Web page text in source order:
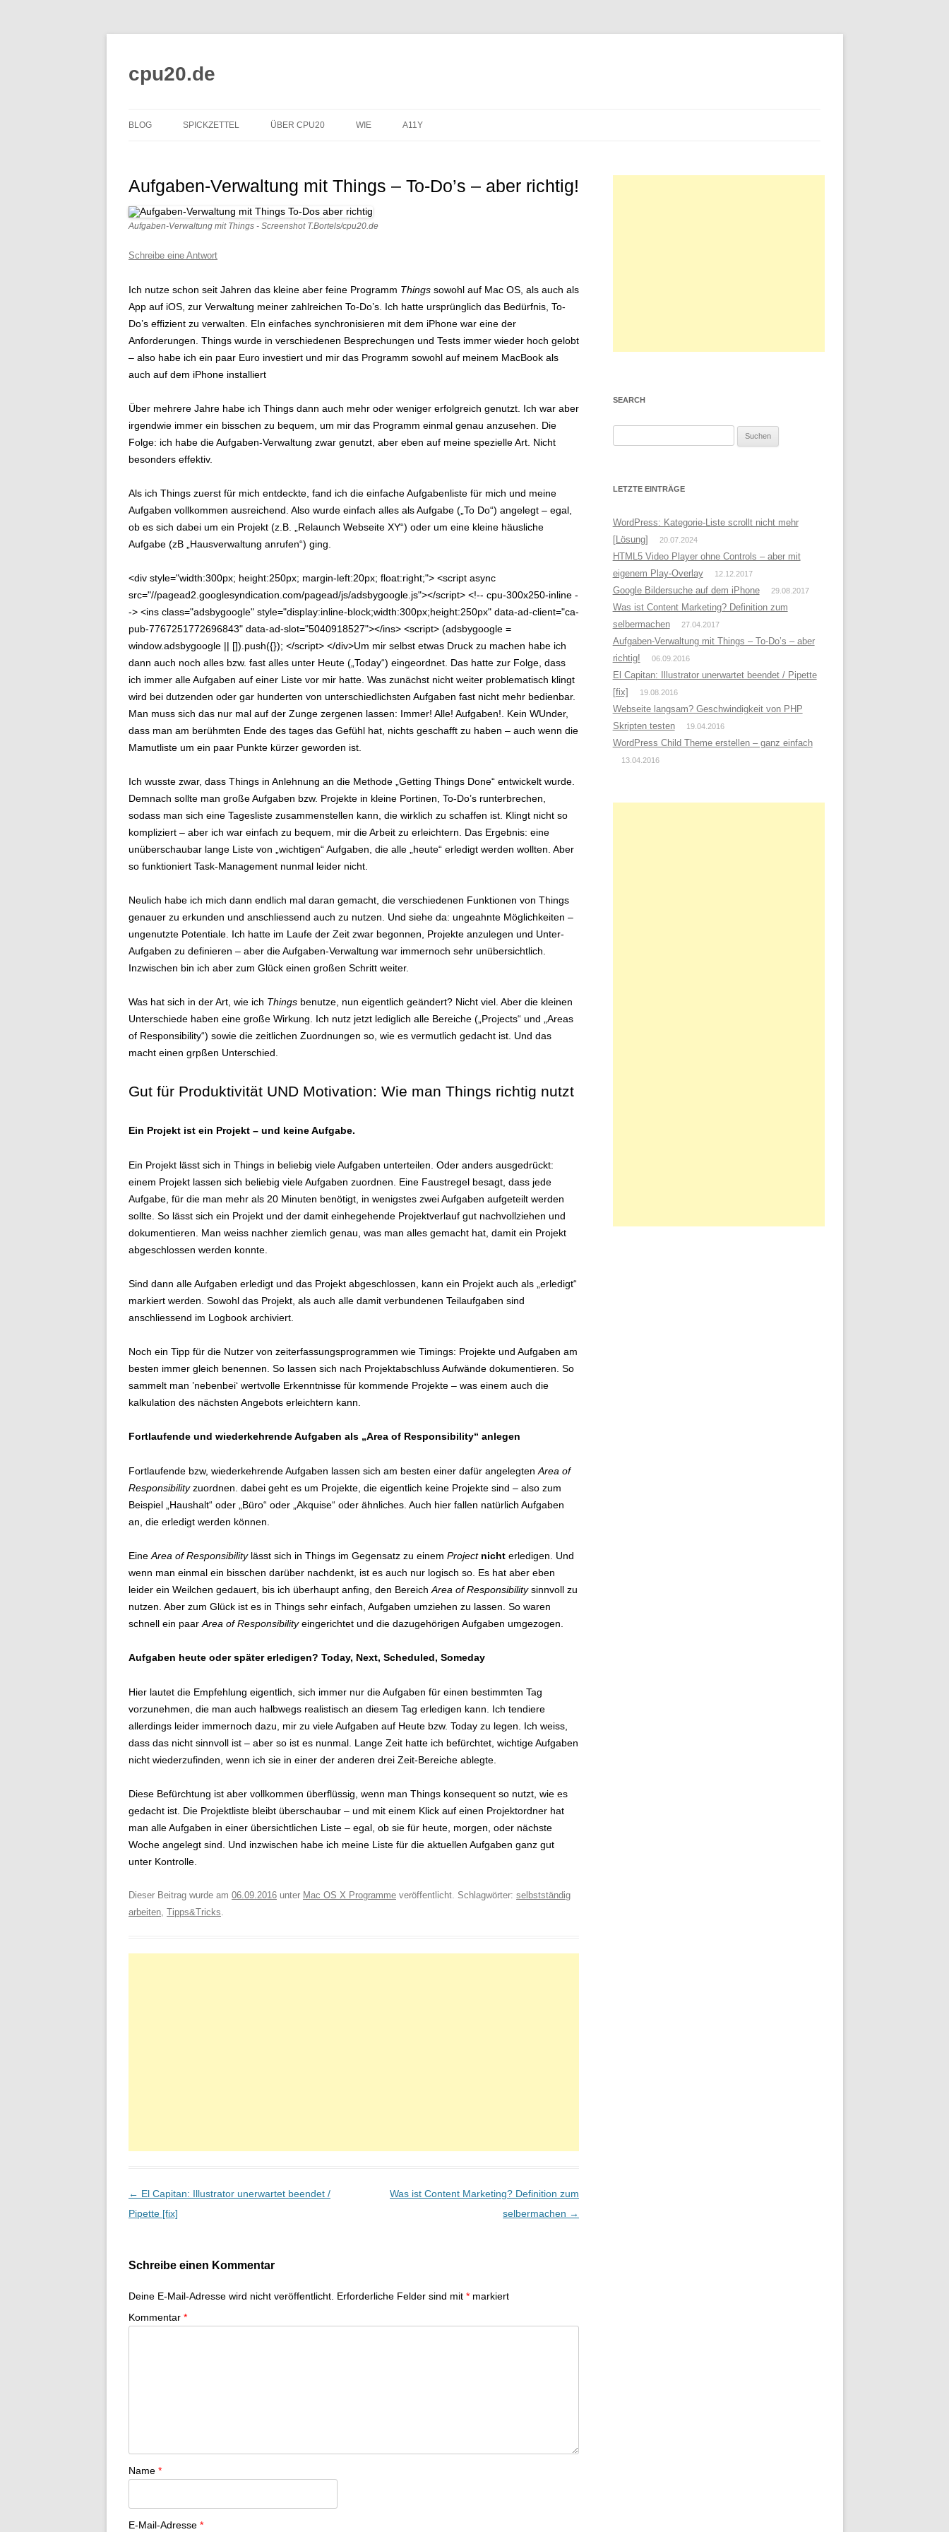
cpu20.de
BLOG
DRUPAL
SPICKZETTEL
WEBFARBEN
STICKY FOOTER PER CSS FÜR
WORDPRESS
LESEZEICHEN
PARADIGMEN
ÜBER CPU20 WIE A11Y
Aufgaben-Verwaltung mit Things – To-Do’s – aber richtig!
Aufgaben-Verwaltung mit Things - Screenshot T.Bortels/cpu20.de
Schreibe eine Antwort
Ich nutze schon seit Jahren das kleine aber feine Programm Things sowohl auf Mac OS, als auch als
App auf iOS, zur Verwaltung meiner zahlreichen To-Do’s. Ich hatte ursprünglich das Bedürfnis, To-
Do’s effizient zu verwalten. EIn einfaches synchronisieren mit dem iPhone war eine der
Anforderungen. Things wurde in verschiedenen Besprechungen und Tests immer wieder hoch gelobt
– also habe ich ein paar Euro investiert und mir das Programm sowohl auf meinem MacBook als
auch auf dem iPhone installiert
Über mehrere Jahre habe ich Things dann auch mehr oder weniger erfolgreich genutzt. Ich war aber
irgendwie immer ein bisschen zu bequem, um mir das Programm einmal genau anzusehen. Die
Folge: ich habe die Aufgaben-Verwaltung zwar genutzt, aber eben auf meine spezielle Art. Nicht
besonders effektiv.
Als ich Things zuerst für mich entdeckte, fand ich die einfache Aufgabenliste für mich und meine
Aufgaben vollkommen ausreichend. Also wurde einfach alles als Aufgabe („To Do“) angelegt – egal,
ob es sich dabei um ein Projekt (z.B. „Relaunch Webseite XY“) oder um eine kleine häusliche
Aufgabe (zB „Hausverwaltung anrufen“) ging.
<div style="width:300px; height:250px; margin-left:20px; float:right;"> <script async
src="//pagead2.googlesyndication.com/pagead/js/adsbygoogle.js"></script> <!-- cpu-300x250-inline -
-> <ins class="adsbygoogle" style="display:inline-block;width:300px;height:250px" data-ad-client="ca-
pub-7767251772696843" data-ad-slot="5040918527"></ins> <script> (adsbygoogle =
window.adsbygoogle || []).push({}); </script> </div>Um mir selbst etwas Druck zu machen habe ich
dann auch noch alles bzw. fast alles unter Heute („Today“) eingeordnet. Das hatte zur Folge, dass
ich immer alle Aufgaben auf einer Liste vor mir hatte. Was zunächst nicht weiter problematisch klingt
wird bei dutzenden oder gar hunderten von unterschiedlichsten Aufgaben fast nicht mehr bedienbar.
Man muss sich das nur mal auf der Zunge zergenen lassen: Immer! Alle! Aufgaben!. Kein WUnder,
dass man am berühmten Ende des tages das Gefühl hat, nichts geschafft zu haben – auch wenn die
Mamutliste um ein paar Punkte kürzer geworden ist.
Ich wusste zwar, dass Things in Anlehnung an die Methode „Getting Things Done“ entwickelt wurde.
Demnach sollte man große Aufgaben bzw. Projekte in kleine Portinen, To-Do’s runterbrechen,
sodass man sich eine Tagesliste zusammenstellen kann, die wirklich zu schaffen ist. Klingt nicht so
kompliziert – aber ich war einfach zu bequem, mir die Arbeit zu erleichtern. Das Ergebnis: eine
unüberschaubar lange Liste von „wichtigen“ Aufgaben, die alle „heute“ erledigt werden wollten. Aber
so funktioniert Task-Management nunmal leider nicht.
Neulich habe ich mich dann endlich mal daran gemacht, die verschiedenen Funktionen von Things
genauer zu erkunden und anschliessend auch zu nutzen. Und siehe da: ungeahnte Möglichkeiten –
ungenutzte Potentiale. Ich hatte im Laufe der Zeit zwar begonnen, Projekte anzulegen und Unter-
Aufgaben zu definieren – aber die Aufgaben-Verwaltung war immernoch sehr unübersichtlich.
Inzwischen bin ich aber zum Glück einen großen Schritt weiter.
Was hat sich in der Art, wie ich Things benutze, nun eigentlich geändert? Nicht viel. Aber die kleinen
Unterschiede haben eine große Wirkung. Ich nutz jetzt lediglich alle Bereiche („Projects“ und „Areas
of Responsibility“) sowie die zeitlichen Zuordnungen so, wie es vermutlich gedacht ist. Und das
macht einen grpßen Unterschied.
Gut für Produktivität UND Motivation: Wie man Things richtig nutzt
Ein Projekt ist ein Projekt – und keine Aufgabe.
Ein Projekt lässt sich in Things in beliebig viele Aufgaben unterteilen. Oder anders ausgedrückt:
einem Projekt lassen sich beliebig viele Aufgaben zuordnen. Eine Faustregel besagt, dass jede
Aufgabe, für die man mehr als 20 Minuten benötigt, in wenigstes zwei Aufgaben aufgeteilt werden
sollte. So lässt sich ein Projekt und der damit einhegehende Projektverlauf gut nachvollziehen und
dokumentieren. Man weiss nachher ziemlich genau, was man alles gemacht hat, damit ein Projekt
abgeschlossen werden konnte.
Sind dann alle Aufgaben erledigt und das Projekt abgeschlossen, kann ein Projekt auch als „erledigt“
markiert werden. Sowohl das Projekt, als auch alle damit verbundenen Teilaufgaben sind
anschliessend im Logbook archiviert.
Noch ein Tipp für die Nutzer von zeiterfassungsprogrammen wie Timings: Projekte und Aufgaben am
besten immer gleich benennen. So lassen sich nach Projektabschluss Aufwände dokumentieren. So
sammelt man ’nebenbei‘ wertvolle Erkenntnisse für kommende Projekte – was einem auch die
kalkulation des nächsten Angebots erleichtern kann.
Fortlaufende und wiederkehrende Aufgaben als „Area of Responsibility“ anlegen
Fortlaufende bzw, wiederkehrende Aufgaben lassen sich am besten einer dafür angelegten Area of
Responsibilityzuordnen. dabei geht es um Projekte, die eigentlich keine Projekte sind – also zum
Beispiel „Haushalt“ oder „Büro“ oder „Akquise“ oder ähnliches. Auch hier fallen natürlich Aufgaben
an, die erledigt werden können.
Eine Area of Responsibilitylässt sich in Things im Gegensatz zu einem Project nicht erledigen. Und
wenn man einmal ein bisschen darüber nachdenkt, ist es auch nur logisch so. Es hat aber eben
leider ein Weilchen gedauert, bis ich überhaupt anfing, den Bereich Area of Responsibilitysinnvoll zu
nutzen. Aber zum Glück ist es in Things sehr einfach, Aufgaben umziehen zu lassen. So waren
schnell ein paar Area of Responsibilityeingerichtet und die dazugehörigen Aufgaben umgezogen.
Aufgaben heute oder später erledigen? Today, Next, Scheduled, Someday
Hier lautet die Empfehlung eigentlich, sich immer nur die Aufgaben für einen bestimmten Tag
vorzunehmen, die man auch halbwegs realistisch an diesem Tag erledigen kann. Ich tendiere
allerdings leider immernoch dazu, mir zu viele Aufgaben auf Heute bzw. Today zu legen. Ich weiss,
dass das nicht sinnvoll ist – aber so ist es nunmal. Lange Zeit hatte ich befürchtet, wichtige Aufgaben
nicht wiederzufinden, wenn ich sie in einer der anderen drei Zeit-Bereiche ablegte.
Diese Befürchtung ist aber vollkommen überflüssig, wenn man Things konsequent so nutzt, wie es
gedacht ist. Die Projektliste bleibt überschaubar – und mit einem Klick auf einen Projektordner hat
man alle Aufgaben in einer übersichtlichen Liste – egal, ob sie für heute, morgen, oder nächste
Woche angelegt sind. Und inzwischen habe ich meine Liste für die aktuellen Aufgaben ganz gut
unter Kontrolle.
Dieser Beitrag wurde am 06.09.2016 unter Mac OS X Programme veröffentlicht. Schlagwörter: selbstständig
arbeiten, Tipps&Tricks.
Beitragsnavigation
← El Capitan: Illustrator unerwartet beendet /
Pipette [fix]
Was ist Content Marketing? Definition zum
selbermachen →
Schreibe einen Kommentar
Deine E-Mail-Adresse wird nicht veröffentlicht. Erforderliche Felder sind mit * markiert
Kommentar *
Name *
E-Mail-Adresse *
SEARCH
h
n
n
a
c
h
:
LETZTE EINTRÄGE
WordPress: Kategorie-Liste scrollt nicht mehr
[Lösung]
20.07.2024
HTML5 Video Player ohne Controls – aber mit
eigenem Play-Overlay
12.12.2017
Google Bildersuche auf dem iPhone 29.08.2017
Was ist Content Marketing? Definition zum
selbermachen
27.04.2017
Aufgaben-Verwaltung mit Things – To-Do’s – aber
richtig!
06.09.2016
El Capitan: Illustrator unerwartet beendet / Pipette
[fix]
19.08.2016
Webseite langsam? Geschwindigkeit von PHP
Skripten testen
19.04.2016
WordPress Child Theme erstellen – ganz einfach
13.04.2016